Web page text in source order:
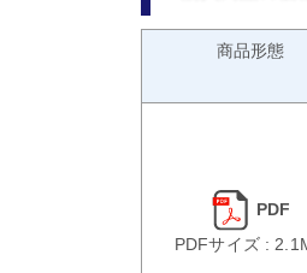
商品形態
PDF
PDFサイズ :